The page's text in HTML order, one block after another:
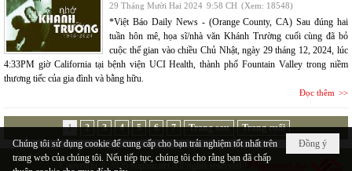
29 Tháng Mười Hai 2024 9:58 CH (Xem: 18548)
*Việt Báo Daily News - (Orange County, CA) Sau đúng hai
tuần hôn mê, họa sĩ/nhà văn Khánh Trường cuối cùng đã bỏ
cuộc thế gian vào chiều Chủ Nhật, ngày 29 tháng 12, 2024, lúc
4:33PM giờ California tại bệnh viện UCI Health, thành phố Fountain Valley trong niềm
thương tiếc của gia đình và bằng hữu.
Đọc thêm
1 2 3 4 5 6 7 Trang sau Trang cuối
Copyright © 2026 hopluu.net All rights reserved
Đồng ý
Chúng tôi sử dụng cookie để cung cấp cho bạn trải nghiệm tốt nhất trên
trang web của chúng tôi. Nếu tiếp tục, chúng tôi cho rằng bạn đã chấp